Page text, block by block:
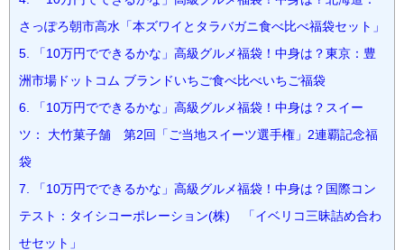
さっぽろ朝市高水「本ズワイとタラバガニ食べ比べ福袋セット」
5. 「10万円でできるかな」高級グルメ福袋！中身は？東京：豊
洲市場ドットコム ブランドいちご食べ比べいちご福袋
6. 「10万円でできるかな」高級グルメ福袋！中身は？スイー
ツ： 大竹菓子舗 第2回「ご当地スイーツ選手権」2連覇記念福
袋
7. 「10万円でできるかな」高級グルメ福袋！中身は？国際コン
テスト：タイシコーポレーション(株) 「イベリコ三昧詰め合わ
せセット」